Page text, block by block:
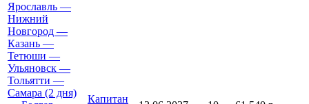
Ярославль —
Нижний
Новгород —
Казань —
Тетюши —
Ульяновск —
Тольятти —
Самара (2 дня)
Капитан